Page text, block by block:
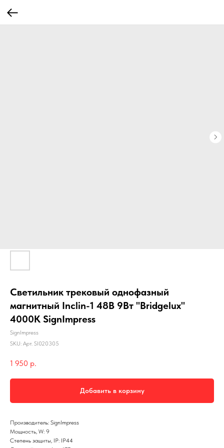
Светильник трековый однофазный
магнитный Inclin-1 48В 9Вт "Bridgelux"
4000К SignImpress
SignImpress
SKU: Арт. SI020305
1 950 р.
Добавить в корзину
Производитель: SignImpress
Мощность, W: 9
Степень защиты, IP: IP44